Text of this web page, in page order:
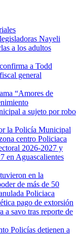
Nayeli
a los adultos
a Todd
general
“Amores de
a sujeto por robo
la Policía Municipal
centro Policiaca
2026-2027 y
en Aguascalientes
en la
de más de 50
Policiaca
pago de extorsión
a savo tras reporte de
Policías detienen a